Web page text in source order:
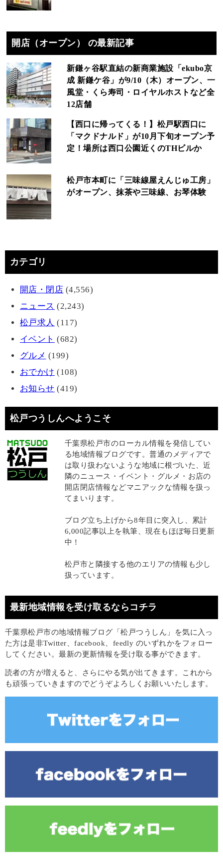
開店（オープン） の最新記事
新鎌ヶ谷駅直結の新商業施設「ekubo京
成 新鎌ケ谷」が9/10（木）オープン、一
風堂・くら寿司・ロイヤルホストなど全
12店舗
【西口に帰ってくる！】松戸駅西口に
「マクドナルド」が10月下旬オープン予
定！場所は西口公園近くのTHビルか
松戸市本町に「三味線屋えんじゅ工房」
がオープン、抹茶や三味線、お琴体験
カテゴリ
開店・閉店 (4,556)
ニュース (2,243)
松戸求人 (117)
イベント (682)
グルメ (199)
おでかけ (108)
お知らせ (419)
松戸つうしんへようこそ
千葉県松戸市のローカル情報を発信してい
る地域情報ブログです。普通のメディアで
は取り扱わないような地域に根づいた、近
隣のニュース・イベント・グルメ・お店の
開店閉店情報などマニアックな情報を扱っ
てまいります。
ブログ立ち上げから8年目に突入し、累計
6,000記事以上を執筆、現在もほぼ毎日更新
中！
松戸市と隣接する他のエリアの情報も少し
扱っています。
最新地域情報を受け取るならコチラ
千葉県松戸市の地域情報ブログ「松戸つうしん」を気に入っ
た方は是非Twitter、facebook、feedly のいずれかをフォロー
してください。最新の更新情報を受け取る事ができます。
読者の方が増えると、さらにやる気が出てきます。これから
も頑張っていきますのでどうぞよろしくお願いいたします。